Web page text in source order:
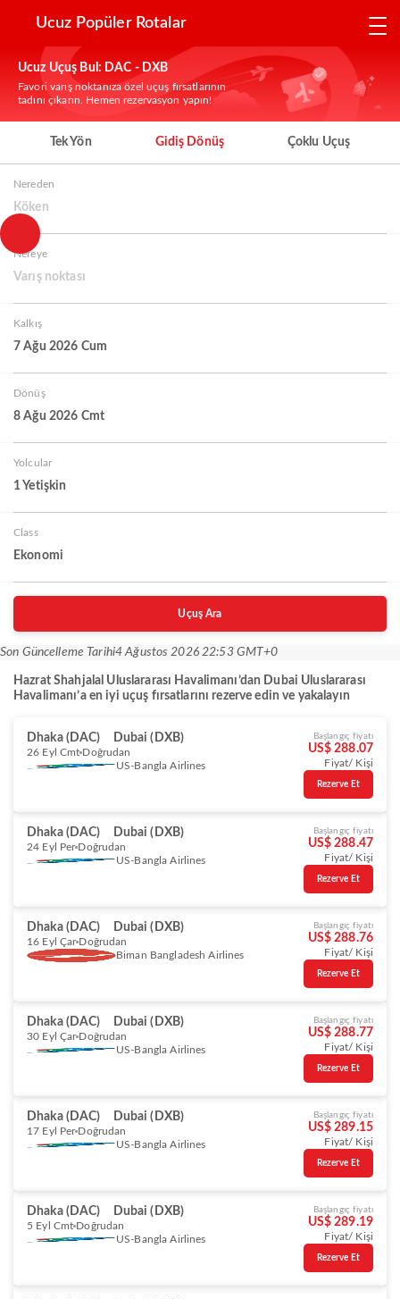
Ucuz Popüler Rotalar
Ucuz Uçuş Bul: DAC - DXB
Favori varış noktanıza özel uçuş fırsatlarının
tadını çıkarın. Hemen rezervasyon yapın!
Tek Yön Gidiş Dönüş Çoklu Uçuş
Nereden
Köken
Nereye
Varış noktası
Kalkış
7 Ağu 2026 Cum
Dönüş
8 Ağu 2026 Cmt
Yolcular
1 Yetişkin
Class
Ekonomi
Uçuş Ara
Son Güncelleme Tarihi4 Ağustos 2026 22:53 GMT+0
Hazrat Shahjalal Uluslararası Havalimanı’dan Dubai Uluslararası
Havalimanı’a en iyi uçuş fırsatlarını rezerve edin ve yakalayın
Dhaka (DAC) Dubai (DXB)
26 Eyl Cmt Doğrudan
US-Bangla Airlines
Başlangıç fiyatı
US$ 288.07
Fiyat/ Kişi
Rezerve Et
Dhaka (DAC) Dubai (DXB)
24 Eyl Per Doğrudan
US-Bangla Airlines
Başlangıç fiyatı
US$ 288.47
Fiyat/ Kişi
Rezerve Et
Dhaka (DAC) Dubai (DXB)
16 Eyl Çar Doğrudan
Biman Bangladesh Airlines
Başlangıç fiyatı
US$ 288.76
Fiyat/ Kişi
Rezerve Et
Dhaka (DAC) Dubai (DXB)
30 Eyl Çar Doğrudan
US-Bangla Airlines
Başlangıç fiyatı
US$ 288.77
Fiyat/ Kişi
Rezerve Et
Dhaka (DAC) Dubai (DXB)
17 Eyl Per Doğrudan
US-Bangla Airlines
Başlangıç fiyatı
US$ 289.15
Fiyat/ Kişi
Rezerve Et
Dhaka (DAC) Dubai (DXB)
5 Eyl Cmt Doğrudan
US-Bangla Airlines
Başlangıç fiyatı
US$ 289.19
Fiyat/ Kişi
Rezerve Et